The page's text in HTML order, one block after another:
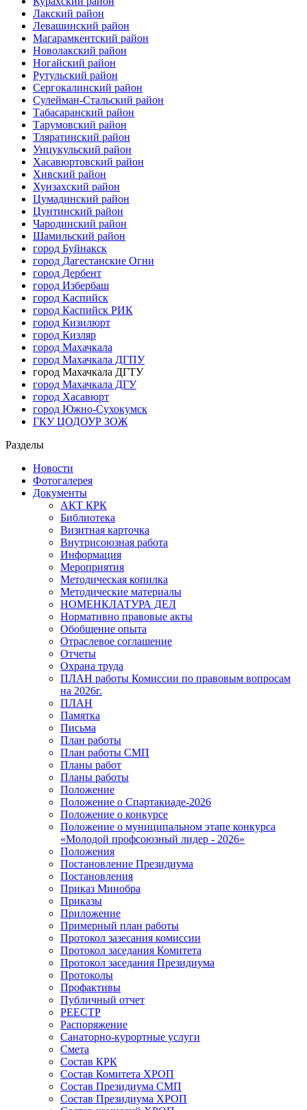
Лакский район
Левашинский район
Магарамкентский район
Новолакский район
Ногайский район
Рутульский район
Сергокалинский район
Сулейман-Стальский район
Табасаранский район
Тарумовский район
Тляратинский район
Унцукульский район
Хасавюртовский район
Хивский район
Хунзахский район
Цумадинский район
Цунтинский район
Чародинский район
Шамильский район
город Буйнакск
город Дагестанские Огни
город Дербент
город Избербаш
город Каспийск
город Каспийск РИК
город Кизилюрт
город Кизляр
город Махачкала
город Махачкала ДГПУ
город Махачкала ДГТУ
город Махачкала ДГУ
город Хасавюрт
город Южно-Сухокумск
ГКУ ЦОДОУР ЗОЖ
Разделы
Новости
Фотогалерея
Документы
АКТ КРК
Библиотека
Визитная карточка
Внутрисоюзная работа
Информация
Мероприятия
Методическая копилка
Методические материалы
НОМЕНКЛАТУРА ДЕЛ
Нормативно правовые акты
Обобщение опыта
Отраслевое соглашение
Отчеты
Охрана труда
ПЛАН работы Комиссии по правовым вопросам
на 2026г.
ПЛАН
Памятка
Письма
План работы
План работы СМП
Планы работ
Планы работы
Положение
Положение о Спартакиаде-2026
Положение о конкурсе
Положение о муниципальном этапе конкурса
«Молодой профсоюзный лидер - 2026»
Положения
Постановление Президиума
Постановления
Приказ Минобра
Приказы
Приложение
Примерный план работы
Протокол зазесания комиссии
Протокол заседания Комитета
Протокол заседания Президиума
Протоколы
Профактивы
Публичный отчет
РЕЕСТР
Распоряжение
Санаторно-курортные услуги
Смета
Состав КРК
Состав Комитета ХРОП
Состав Президиума СМП
Состав Президиума ХРОП